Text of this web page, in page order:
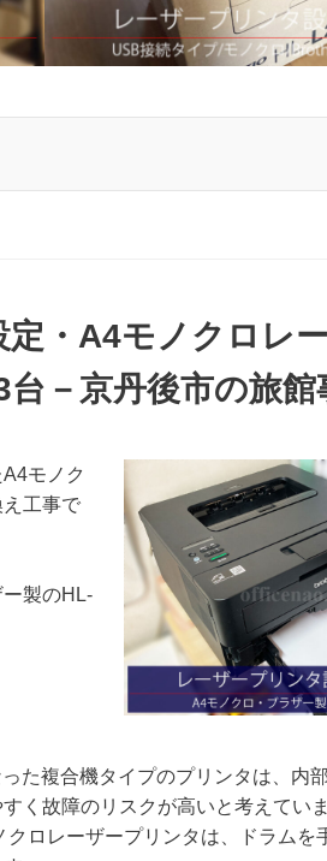
・A4モノクロレ
－京丹後市の旅館
モノク
工事で
製のHL-
た複合機タイプのプリンタは、内
く故障のリスクが高いと考えていま
ロレーザープリンタは、ドラムを